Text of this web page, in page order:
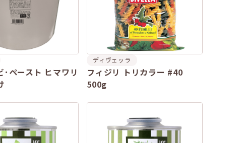
･ペースト ヒマワリ
ディヴェッラ
フィジリ トリカラー #40
500g